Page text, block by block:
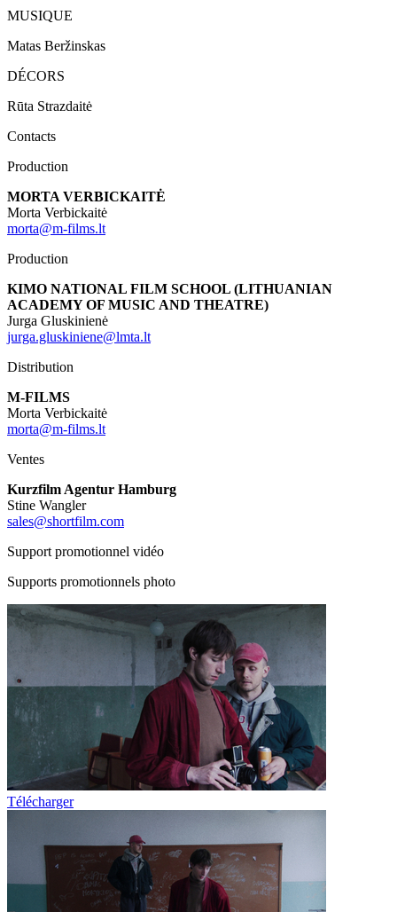
MUSIQUE
Matas Beržinskas
DÉCORS
Rūta Strazdaitė
Contacts
Production
MORTA VERBICKAITĖ
Morta Verbickaitė
morta@m-films.lt
Production
KIMO NATIONAL FILM SCHOOL (LITHUANIAN
ACADEMY OF MUSIC AND THEATRE)
Jurga Gluskinienė
jurga.gluskiniene@lmta.lt
Distribution
M-FILMS
Morta Verbickaitė
morta@m-films.lt
Ventes
Kurzfilm Agentur Hamburg
Stine Wangler
sales@shortfilm.com
Support promotionnel vidéo
Supports promotionnels photo
Télécharger